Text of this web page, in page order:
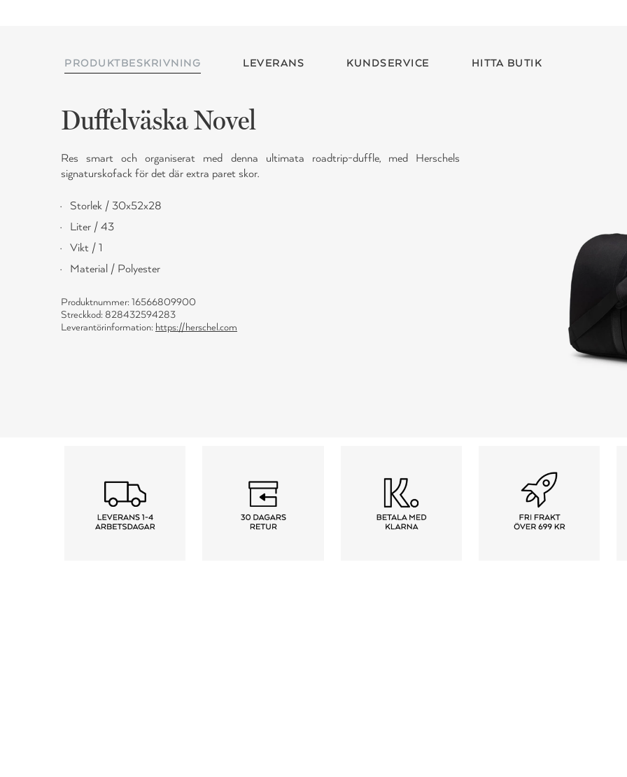
PRODUKTBESKRIVNING LEVERANS KUNDSERVICE HITTA BUTIK
Duffelväska Novel
Res smart och organiserat med denna ultimata roadtrip-duffle, med Herschels
signaturskofack för det där extra paret skor.
Storlek / 30x52x28
Liter / 43
Vikt / 1
Material / Polyester
Produktnummer: 16566809900
Streckkod: 828432594283
Leverantörinformation: https://herschel.com